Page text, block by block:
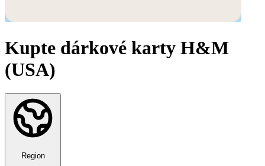
Kupte dárkové karty H&M
(USA)
Region